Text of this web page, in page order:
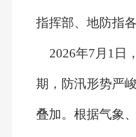
指挥部、地防指
2026年7月1日
期，防汛形势严
叠加。根据气象